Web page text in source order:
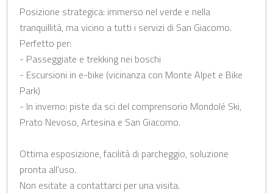
Posizione strategica: immerso nel verde e nella
tranquillità, ma vicino a tutti i servizi di San Giacomo.
Perfetto per:
- Passeggiate e trekking nei boschi
- Escursioni in e-bike (vicinanza con Monte Alpet e Bike
Park)
- In inverno: piste da sci del comprensorio Mondolé Ski,
Prato Nevoso, Artesina e San Giacomo.
Ottima esposizione, facilità di parcheggio, soluzione
pronta all'uso.
Non esitate a contattarci per una visita.